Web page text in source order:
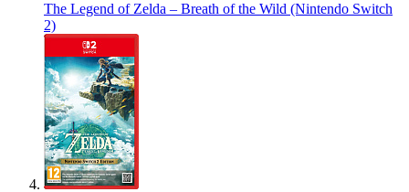
The Legend of Zelda – Breath of the Wild (Nintendo Switch
2)